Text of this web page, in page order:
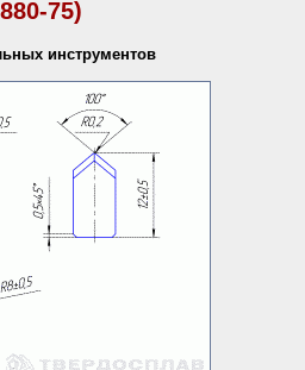
75)
инструментов